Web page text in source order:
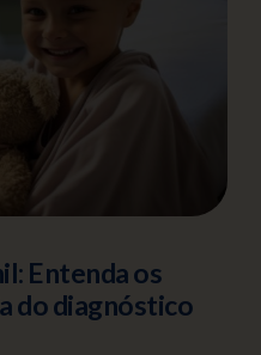
Entenda os
do diagnóstico